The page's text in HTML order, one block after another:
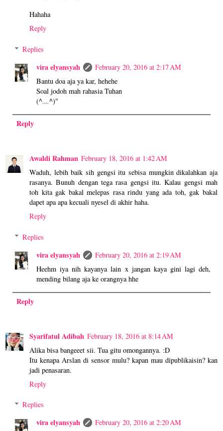
Hahaha
Reply
Replies
vira elyansyah
February 20, 2016 at 2:17 AM
Bantu doa aja ya kar, hehehe
Soal jodoh mah rahasia Tuhan
(^﹏^)"
Reply
Awaldi Rahman February 18, 2016 at 1:42 AM
Waduh, lebih baik sih gengsi itu sebisa mungkin dikalahkan aja
rasanya. Bunuh dengan tega rasa gengsi itu. Kalau gengsi mah
toh kita gak bakal melepas rasa rindu yang ada toh, gak bakal
dapet apa apa kecuali nyesel di akhir haha.
Reply
Replies
vira elyansyah
February 20, 2016 at 2:19 AM
Heehm iya nih kayanya lain x jangan kaya gini lagi deh,
mending bilang aja ke orangnya hhe
Reply
Syarifatul Adibah February 18, 2016 at 8:14 AM
Alika bisa bangeeet sii. Tua gitu omongannya. :D
Itu kenapa Arslan di sensor mulu? kapan mau dipublikaisin? kan
jadi penasaran.
Reply
Replies
vira elyansyah
February 20, 2016 at 2:20 AM